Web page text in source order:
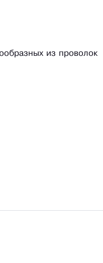
из проволок